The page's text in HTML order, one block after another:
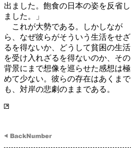
出ました。飽食の日本の姿を反省し
ました。」
これが大勢である。しかしなが
ら、なぜ彼らがそういう生活をせざ
るを得ないか、どうして貧困の生活
を受け入れざるを得ないのか、その
背景にまで想像を巡らせた感想は極
めて少ない。彼らの存在はあくまで
も、対岸の悲劇のままである。